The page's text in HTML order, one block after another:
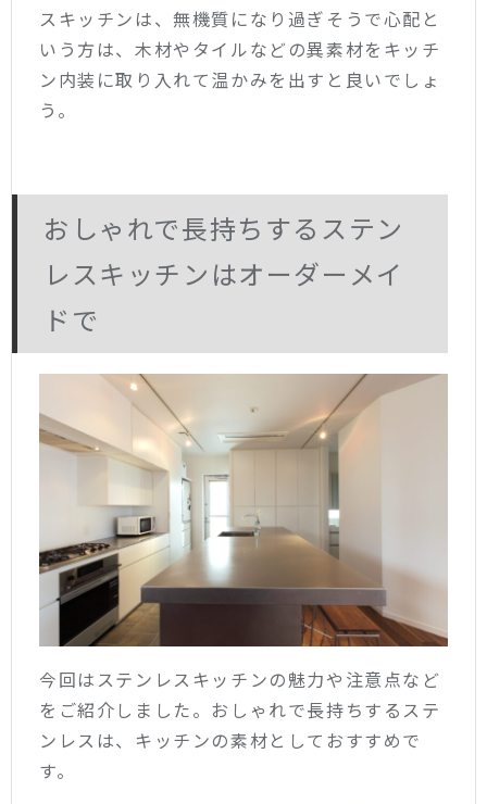
スキッチンは、無機質になり過ぎそうで心配と
いう方は、木材やタイルなどの異素材をキッチ
ン内装に取り入れて温かみを出すと良いでしょ
う。
おしゃれで長持ちするステン
レスキッチンはオーダーメイ
ドで
今回はステンレスキッチンの魅力や注意点など
をご紹介しました。おしゃれで長持ちするステ
ンレスは、キッチンの素材としておすすめで
す。